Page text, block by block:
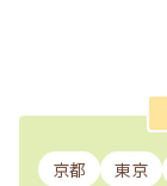
京都 東京